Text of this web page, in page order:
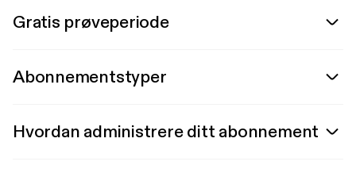
Gratis prøveperiode
Abonnementstyper
Hvordan administrere ditt abonnement